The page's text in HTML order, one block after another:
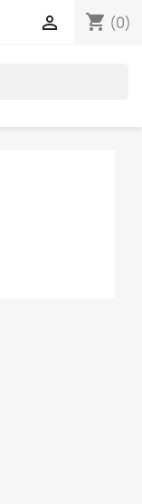
shopping_cart (0)
